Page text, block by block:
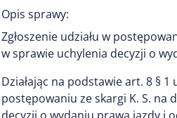
Opis sprawy:
Zgłoszenie udziału w
w sprawie uchylenia decyzji o
Działając na podstawie art. 8 §
postępowaniu ze skargi K. S. na